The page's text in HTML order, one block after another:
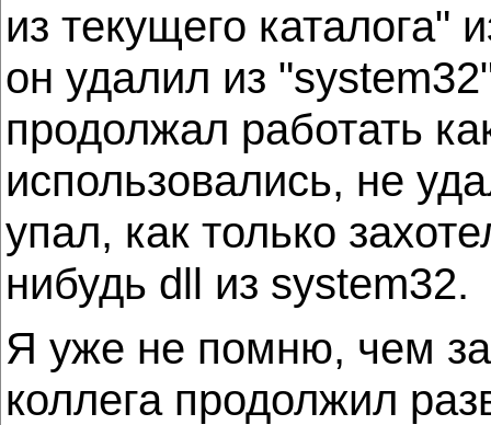
из текущего каталога"
он удалил из
продолжал работать
использовались, не
упал, как только
нибудь dll из system32.
Я уже не помню, чем
коллега продолжил